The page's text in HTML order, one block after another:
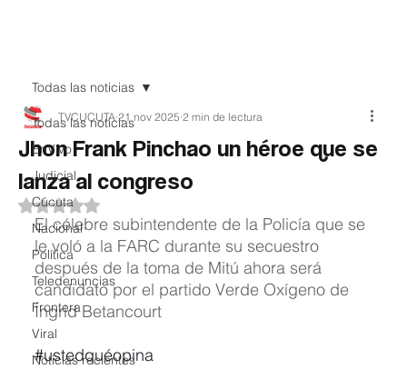
Todas las noticias
EnVivo
Judicial
Cúcuta
Nacional
Política
Teledenuncias
Frontera
Viral
Noticias recientes
Todas las noticias
Jhon Frank Pinchao un héroe que se
lanza al congreso
TVCUCUTA 21 nov 2025 2 min de lectura
Obtuvo NaN de 5 estrellas.
El célebre subintendente de la Policía que se
le voló a la FARC durante su secuestro
después de la toma de Mitú ahora será
candidato por el partido Verde Oxígeno de
Íngrid Betancourt
#ustedquéopina